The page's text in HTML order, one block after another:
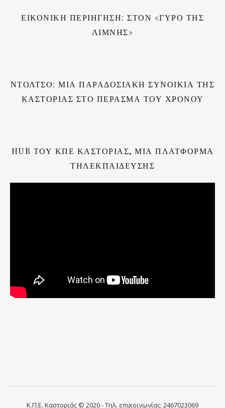
ΕΙΚΟΝΙΚΗ ΠΕΡΙΗΓΗΣΗ: ΣΤΟΝ «ΓΥΡΟ ΤΗΣ
ΛΙΜΝΗΣ»
ΝΤΟΛΤΣΌ: ΜΙΑ ΠΑΡΑΔΟΣΙΑΚΉ ΣΥΝΟΙΚΊΑ ΤΗΣ
ΚΑΣΤΟΡΙΆΣ ΣΤΟ ΠΈΡΑΣΜΑ ΤΟΥ ΧΡΌΝΟΥ
HUB ΤΟΥ ΚΠΕ ΚΑΣΤΟΡΙΆΣ, ΜΙΑ ΠΛΑΤΦΌΡΜΑ
ΤΗΛΕΚΠΑΊΔΕΥΣΗΣ
Κ.Π.Ε. Καστοριάς © 2020 - Τηλ. επικοινωνίας: 2467023069